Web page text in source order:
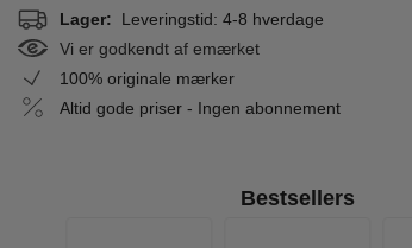
Lager: Leveringstid: 4-8 hverdage
Vi er godkendt af emærket
100% originale mærker
Altid gode priser - Ingen abonnement
Bestsellers